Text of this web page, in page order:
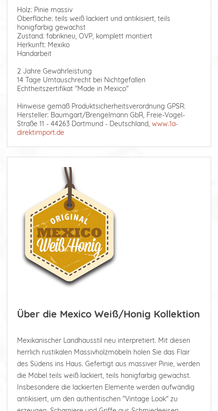
Holz: Pinie massiv
Oberfläche: teils weiß lackiert und antikisiert, teils
honigfarbig gewachst
Zustand: fabrikneu, OVP, komplett montiert
Herkunft: Mexiko
Handarbeit
2 Jahre Gewährleistung
14 Tage Umtauschrecht bei Nichtgefallen
Echtheitszertifikat "Made in Mexico"
Hinweise gemäß Produktsicherheitsverordnung GPSR:
Hersteller: Baumgart/Brengelmann GbR, Freie-Vogel-
Straße 11 - 44263 Dortmund - Deutschland, www.1a-
direktimport.de
Über die Mexico Weiß/Honig Kollektion
Mexikanischer Landhausstil neu interpretiert. Mit diesen
herrlich rustikalen Massivholzmöbeln holen Sie das Flair
des Südens ins Haus. Gefertigt aus massiver Pinie, werden
die Möbel teils weiß lackiert, teils honigfarbig gewachst.
Insbesondere die lackierten Elemente werden aufwändig
antikisiert, um den authentischen "Vintage Look" zu